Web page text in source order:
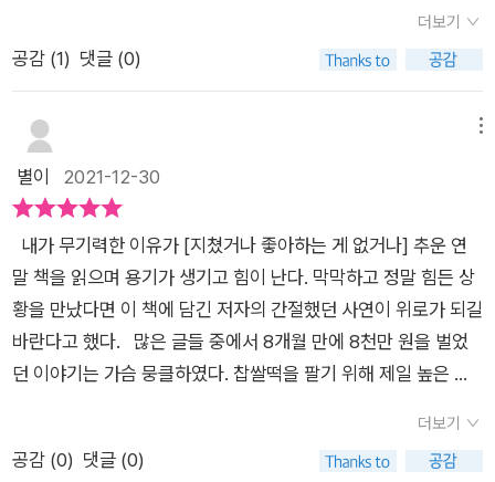
나를 받아들이고 사랑할 수 있는 가장 좋은 말은 ‘아, 그럴 수도
있어.’라고 말해주는 것입니다. 그리고 앞으로는 더 좋아질 수 있
필요한 건 완벽한 내가 아니라 불완전한 나를 데리고 내가 사이좋
게 잘 살아가는 것입니다. 그래야만 나는 불완전한 나를 데리고
행복할 수 있습니다. 지금 지쳤다면 나에게 필요한 건 사랑입니
다.(276쪽)⠀⠀당신의 말이 당신의 모습이 된다.(307쪽)⠀⠀⠀⠀
⠀⠀#소소한일상의기록 #독서기록 #책읽는시간 #글쓰는시간 #
손글씨쓰는시간 #손그림그리는시간 #감성독서 #감성필사 #감
성피드 #문장수집 #북스타그램 #글배우책 #베스트셀러 #25만
부기념 #에세이 #에세이베스트셀러⠀⠀⠀⠀
것이 참 힘겹다.이제는 열정을 다해 살기가 두려워졌다.. 어쩌면
상처가 덜 아문 탓일지도 모른다.▫️그렇지만 최고를 향해 달리기
를 해봤다는 것.그 경험은 내게 값진 교훈으로 남아있다.앞뒤 가
리지 않고 순수하게 달려든 그때의 나도 있었다고 자랑은 하고 싶
다.추호의 두려움이나 걱정스러움 없이 목표하나만 보고 달렸던
그 시절이 태어나 내게도 있어봤다고 당당히 외치고 싶다.적어도
세상 모든 것들과 경쟁하며 이기려고 노력해봤다고 말이다. 비록
꿈은 깨졌지만, 큰 꿈이었기에 깨져도 그 조각이 크니까 이만큼은
살고 있지 않나 생각해본다. 열정을 다해 달려왔기에 이 지점에서
멈춰 살고 있는 건 아닐까 생각해본다.높이도 날아 올라봤으나 불
시착했지만 이만한 높은 고지에 서서 넓은 풍경을 바라볼 수 있는
게 아닐까 속으로 위안한다.▫️이 책을 읽으면서 글배우 작가도 멋
지게 자신의 인생을 살았구나를 알게 되었다.100억의 돈과 권력
더보기
공감 (1) 댓글 (0)
별이 2021-12-30
말 책을 읽으며 용기가 생기고 힘이 난다. 막막하고 정말 힘든 상
황을 만났다면 이 책에 담긴 저자의 간절했던 사연이 위로가 되길
바란다고 했다. 많은 글들 중에서 8개월 만에 8천만 원을 벌었
던 이야기는 가슴 뭉클하였다. 찹쌀떡을 팔기 위해 제일 높은 빌
이팅 하십시오!” 하루도 빠지지 않고 나갔다. 8개월 동안 지켜보
던 대표가 부르며 같이 일하고 싶다고 하셨다, 정중히 거절하였고
더보기
공감 (0) 댓글 (0)